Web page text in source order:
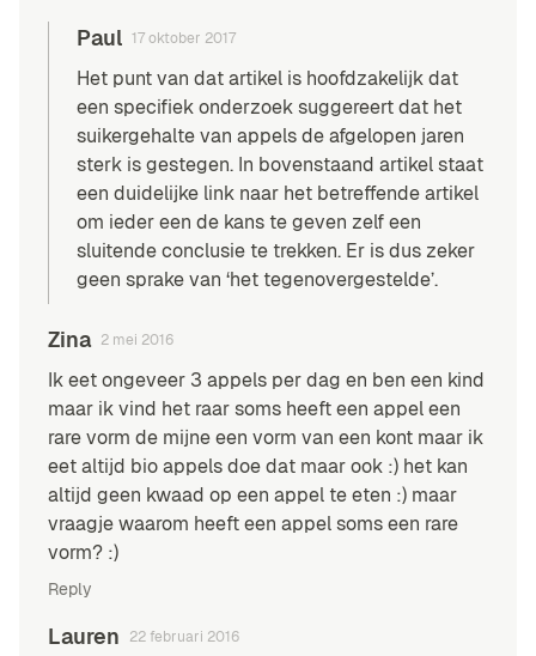
Paul 17 oktober 2017
Het punt van dat artikel is hoofdzakelijk dat
een specifiek onderzoek suggereert dat het
suikergehalte van appels de afgelopen jaren
sterk is gestegen. In bovenstaand artikel staat
een duidelijke link naar het betreffende artikel
om ieder een de kans te geven zelf een
sluitende conclusie te trekken. Er is dus zeker
geen sprake van ‘het tegenovergestelde’.
Zina 2 mei 2016
Ik eet ongeveer 3 appels per dag en ben een kind
maar ik vind het raar soms heeft een appel een
rare vorm de mijne een vorm van een kont maar ik
eet altijd bio appels doe dat maar ook :) het kan
altijd geen kwaad op een appel te eten :) maar
vraagje waarom heeft een appel soms een rare
vorm? :)
Reply
Lauren 22 februari 2016